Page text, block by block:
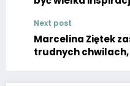
Next post
Marcelina Ziętek
trudnych chwilach,